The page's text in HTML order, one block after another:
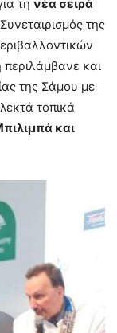
τη νέα σειρά
της
και
της Σάμου με
τοπικά
και